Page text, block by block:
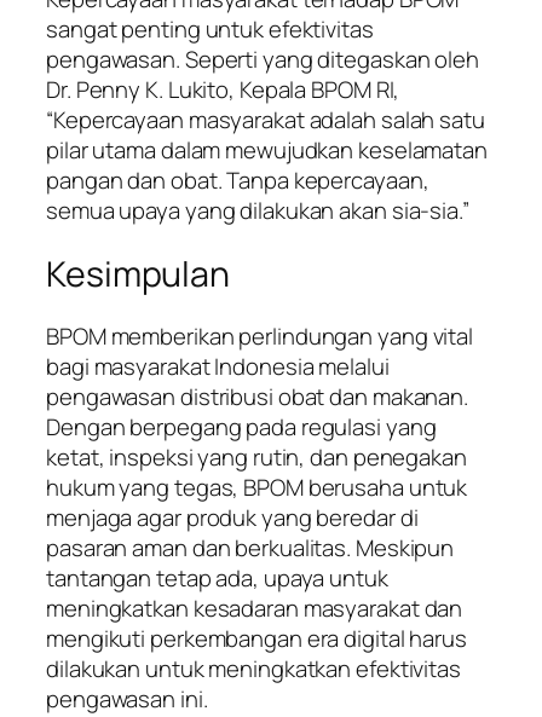
sangat penting untuk efektivitas
pengawasan. Seperti yang ditegaskan oleh
Dr. Penny K. Lukito, Kepala BPOM RI,
“Kepercayaan masyarakat adalah salah satu
pilar utama dalam mewujudkan keselamatan
pangan dan obat. Tanpa kepercayaan,
semua upaya yang dilakukan akan sia-sia.”
Kesimpulan
BPOM memberikan perlindungan yang vital
bagi masyarakat Indonesia melalui
pengawasan distribusi obat dan makanan.
Dengan berpegang pada regulasi yang
ketat, inspeksi yang rutin, dan penegakan
hukum yang tegas, BPOM berusaha untuk
menjaga agar produk yang beredar di
pasaran aman dan berkualitas. Meskipun
tantangan tetap ada, upaya untuk
meningkatkan kesadaran masyarakat dan
mengikuti perkembangan era digital harus
dilakukan untuk meningkatkan efektivitas
pengawasan ini.